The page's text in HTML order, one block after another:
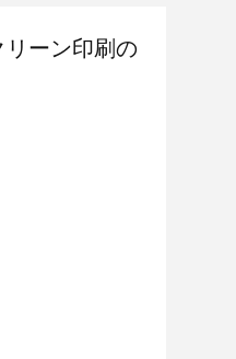
ーン印刷の